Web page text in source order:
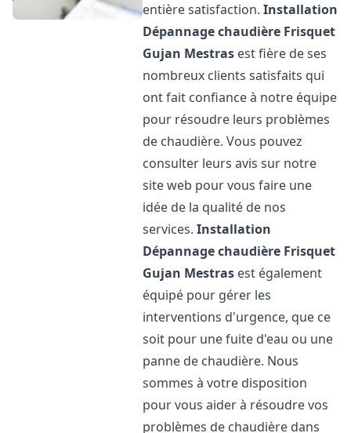
entière satisfaction.Installation
Dépannage chaudière Frisquet
Gujan Mestras est fière de ses
nombreux clients satisfaits qui
ont fait confiance à notre équipe
pour résoudre leurs problèmes
de chaudière. Vous pouvez
consulter leurs avis sur notre
site web pour vous faire une
idée de la qualité de nos
services.Installation
Dépannage chaudière Frisquet
Gujan Mestras est également
équipé pour gérer les
interventions d'urgence, que ce
soit pour une fuite d'eau ou une
panne de chaudière. Nous
sommes à votre disposition
pour vous aider à résoudre vos
problèmes de chaudière dans